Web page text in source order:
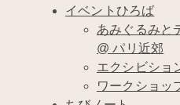
イベントひろば
あみぐるみと
@ パリ近郊
エクシビショ
ワークショッ